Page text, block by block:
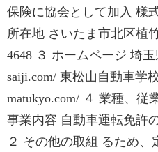
保険に協会として加入 様
所在地 さいたま市北区植
4648 ３ ホームページ 埼
saiji.com/ 東松山自動車学
matukyo.com/ ４ 業種、従
事業内容 自動車運転免許
２ その他の取組 るため